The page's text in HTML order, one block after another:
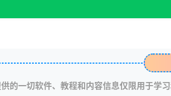
的一切软件、教程和内容信息仅限用于学